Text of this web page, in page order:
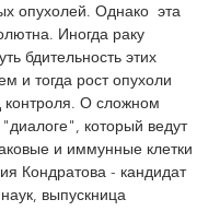
опухолей. Однако  эта
Иногда раку
бдительность этих
и тогда рост опухоли
контроля. О сложном
который ведут
и иммунные клетки
Кондратова - кандидат
выпускница